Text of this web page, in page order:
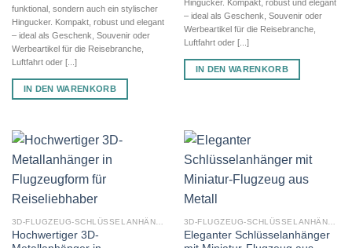
funktional, sondern auch ein stylischer
Hingucker. Kompakt, robust und elegant
– ideal als Geschenk, Souvenir oder
Werbeartikel für die Reisebranche,
Luftfahrt oder [...]
IN DEN WARENKORB
Hingucker. Kompakt, robust und elegant
– ideal als Geschenk, Souvenir oder
Werbeartikel für die Reisebranche,
Luftfahrt oder [...]
IN DEN WARENKORB
Hochwertiger 3D-
Eleganter Schlüsselanhänger